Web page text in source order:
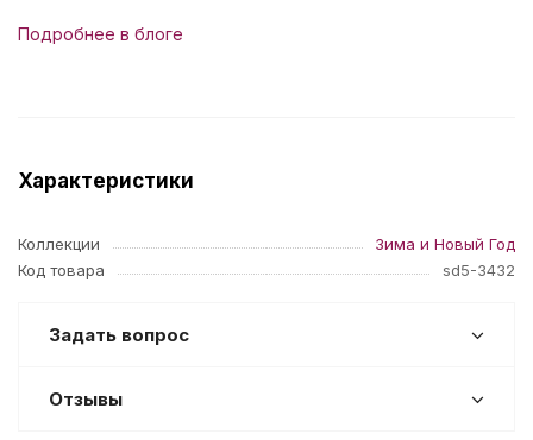
Подробнее в блоге
Характеристики
Коллекции
Зима и Новый Год
Код товара
sd5-3432
Задать вопрос
Отзывы